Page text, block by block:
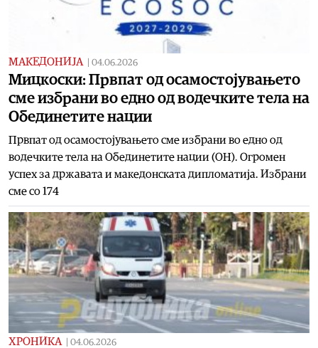
МАКЕДОНИЈА 04.06.2026
Мицкоски: Првпат од осамостојувањето
сме избрани во едно од водечките тела на
Обединетите нации
Првпат од осамостојувањето сме избрани во едно од
водечките тела на Обединетите нации (ОН). Огромен
успех за државата и македонската дипломатија. Избрани
сме со 174
ХРОНИКА 04.06.2026